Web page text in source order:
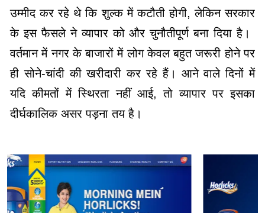
उम्मीद कर रहे थे कि शुल्क में कटौती होगी, लेकिन सरकार
के इस फैसले ने व्यापार को और चुनौतीपूर्ण बना दिया है। ​
वर्तमान में नगर के बाजारों में लोग केवल बहुत जरूरी होने पर
ही सोने-चांदी की खरीदारी कर रहे हैं। आने वाले दिनों में
यदि कीमतों में स्थिरता नहीं आई, तो व्यापार पर इसका
दीर्घकालिक असर पड़ना तय है।